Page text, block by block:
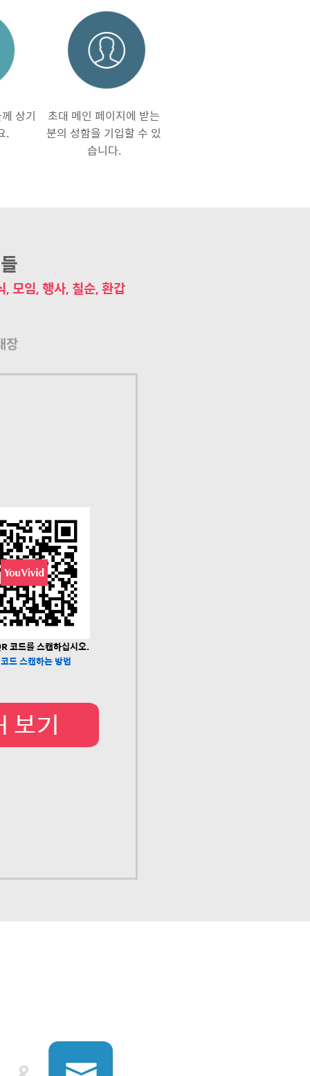
상기
.
초대 메인 페이지에 받는
분의 성함을 기입할 수 있
습니다.
모임, 행사, 칠순, 환갑
장
코드를 스캔하십시오.
드 스캔하는 방법